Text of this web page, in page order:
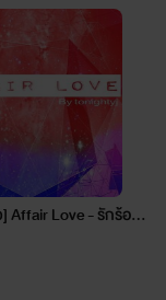
รัน
Affair Love - รักร้อน ซ่
Story - NC18+]